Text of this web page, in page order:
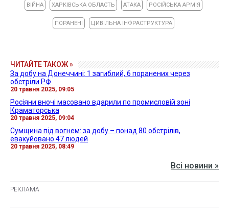
ВІЙНА ХАРКІВСЬКА ОБЛАСТЬ АТАКА РОСІЙСЬКА АРМІЯ
ПОРАНЕНІ ЦИВІЛЬНА ІНФРАСТРУКТУРА
ЧИТАЙТЕ ТАКОЖ »
За добу на Донеччині: 1 загиблий, 6 поранених через
обстріли РФ
20 травня 2025, 09:05
Росіяни вночі масовано вдарили по промисловій зоні
Краматорська
20 травня 2025, 09:04
Сумщина під вогнем: за добу – понад 80 обстрілів,
евакуйовано 47 людей
20 травня 2025, 08:49
Всі новини »